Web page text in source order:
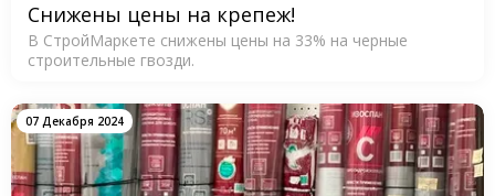
Снижены цены на крепеж!
В СтройМаркете снижены цены на 33% на черные
строительные гвозди.
07 Декабря 2024